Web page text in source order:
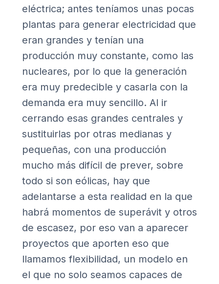
eléctrica; antes teníamos unas pocas
plantas para generar electricidad que
eran grandes y tenían una
producción muy constante, como las
nucleares, por lo que la generación
era muy predecible y casarla con la
demanda era muy sencillo. Al ir
cerrando esas grandes centrales y
sustituirlas por otras medianas y
pequeñas, con una producción
mucho más difícil de prever, sobre
todo si son eólicas, hay que
adelantarse a esta realidad en la que
habrá momentos de superávit y otros
de escasez, por eso van a aparecer
proyectos que aporten eso que
llamamos flexibilidad, un modelo en
el que no solo seamos capaces de